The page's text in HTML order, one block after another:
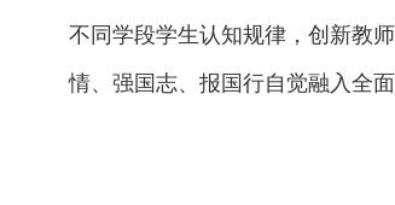
不同学段学生认知规律，创新教
情、强国志、报国行自觉融入全